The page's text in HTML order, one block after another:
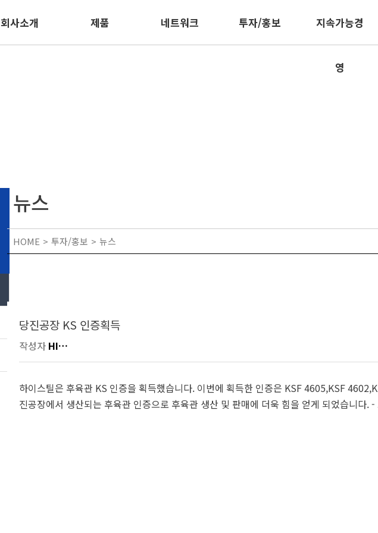
회사소개 제품 네트워크 투자/홍보 지속가능경
영
뉴스
HOME 투자/홍보 뉴스
당진공장 KS 인증획득
작성자 HI…
하이스틸은 후육관 KS 인증을 획득했습니다. 이번에 획득한 인증은 KSF 4605,KSF
진공장에서 생산되는 후육관 인증으로 후육관 생산 및 판매에 더욱 힘을 얻게 되었습니다.